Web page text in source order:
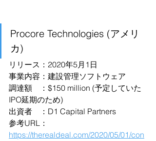
Procore Technologies (アメリ
カ)
リリース：2020年5月1日
事業内容：建設管理ソフトウェア
調達額　：$150 million (予定していた
IPO延期のため)
出資者　：D1 Capital Partners
参考URL：
https://therealdeal.com/2020/05/01/con